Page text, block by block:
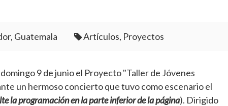
Guatemala Artículos, Proyectos
9 de junio el Proyecto "Taller de Jóvenes
un hermoso concierto que tuvo como escenario el
la programación en la parte inferior de la página). Dirigido